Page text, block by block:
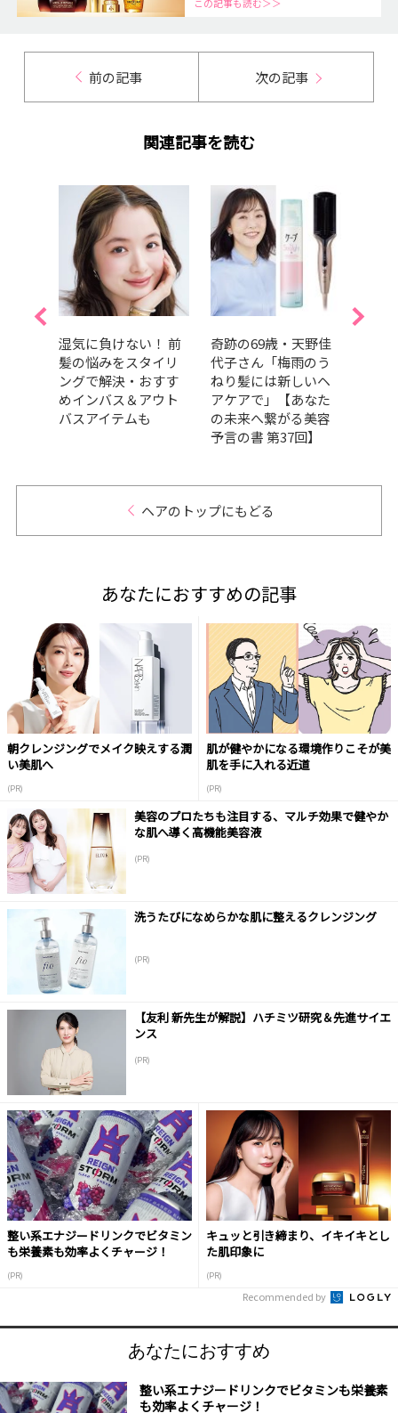
この記事も読む＞＞
前の記事 次の記事
関連記事を読む
湿気に負けない！ 前
髪の悩みをスタイリ
ングで解決・おすす
めインバス＆アウト
バスアイテムも
奇跡の69歳・天野佳
代子さん「梅雨のう
ねり髪には新しいヘ
アケアで」【あなた
の未来へ繋がる美容
予言の書 第37回】
ヘアのトップにもどる
あなたにおすすめの記事
朝クレンジングでメイク映えする潤
い美肌へ
(PR)
肌が健やかになる環境作りこそが美
肌を手に入れる近道
(PR)
美容のプロたちも注目する、マルチ効果で健やか
な肌へ導く高機能美容液
(PR)
洗うたびになめらかな肌に整えるクレンジング
(PR)
【友利 新先生が解説】ハチミツ研究＆先進サイエ
ンス
(PR)
整い系エナジードリンクでビタミン
も栄養素も効率よくチャージ！
(PR)
キュッと引き締まり、イキイキとし
た肌印象に
(PR)
Recommended by
あなたにおすすめ
整い系エナジードリンクでビタミンも栄養素
も効率よくチャージ！